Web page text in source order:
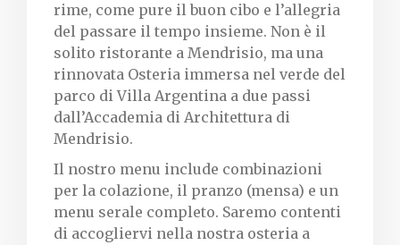
rime, come pure il buon cibo e l’allegria
del passare il tempo insieme. Non è il
solito ristorante a Mendrisio, ma una
rinnovata Osteria immersa nel verde del
parco di Villa Argentina a due passi
dall’Accademia di Architettura di
Mendrisio.
Il nostro menu include combinazioni
per la colazione, il pranzo (mensa) e un
menu serale completo. Saremo contenti
di accogliervi nella nostra osteria a